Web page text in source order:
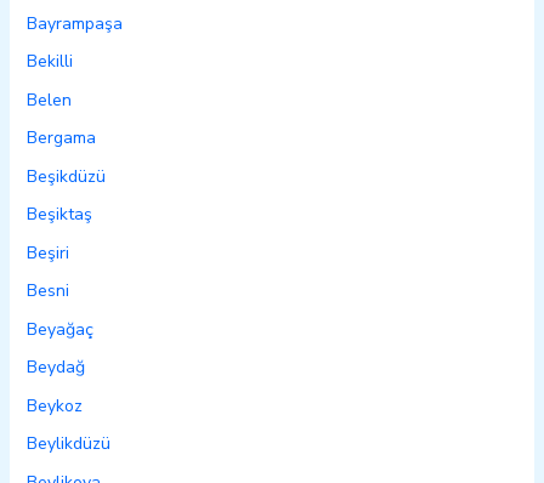
Bayrampaşa
Bekilli
Belen
Bergama
Beşikdüzü
Beşiktaş
Beşiri
Besni
Beyağaç
Beydağ
Beykoz
Beylikdüzü